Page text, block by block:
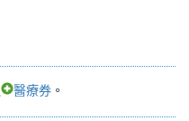
醫療券 。